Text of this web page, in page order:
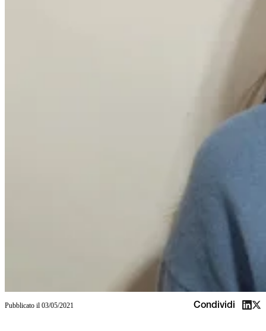
Pubblicato il 03/05/2021 Condividi